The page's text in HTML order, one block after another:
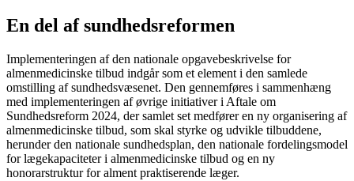
En del af sundhedsreformen
Implementeringen af den nationale opgavebeskrivelse for
almenmedicinske tilbud indgår som et element i den samlede
omstilling af sundhedsvæsenet. Den gennemføres i sammenhæng
med implementeringen af øvrige initiativer i Aftale om
Sundhedsreform 2024, der samlet set medfører en ny organisering af
almenmedicinske tilbud, som skal styrke og udvikle tilbuddene,
herunder den nationale sundhedsplan, den nationale fordelingsmodel
for lægekapaciteter i almenmedicinske tilbud og en ny
honorarstruktur for alment praktiserende læger.